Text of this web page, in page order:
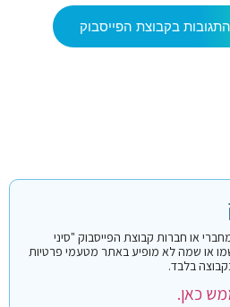
בקבוצת הפייסבוק
או חברות קבוצת הפייסבוק "סיני
לפני 3 שנים. שמו או שמה לא מופיע באתר מטעמי פרטיות
בלבד.
כאן.